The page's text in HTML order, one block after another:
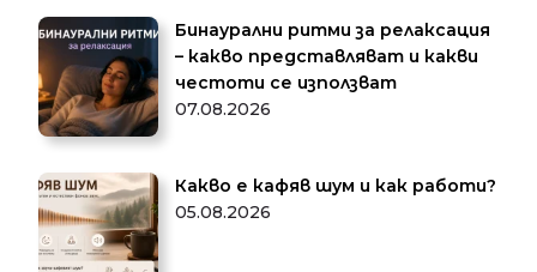
Бинаурални ритми за релаксация
– какво представляват и какви
честоти се използват
07.08.2026
Какво е кафяв шум и как работи?
05.08.2026